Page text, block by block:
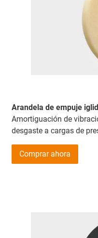
Arandela de empuje
Amortiguación de
desgaste a cargas de
Comprar ahora